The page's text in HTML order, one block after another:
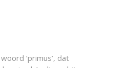
‘primus’, dat